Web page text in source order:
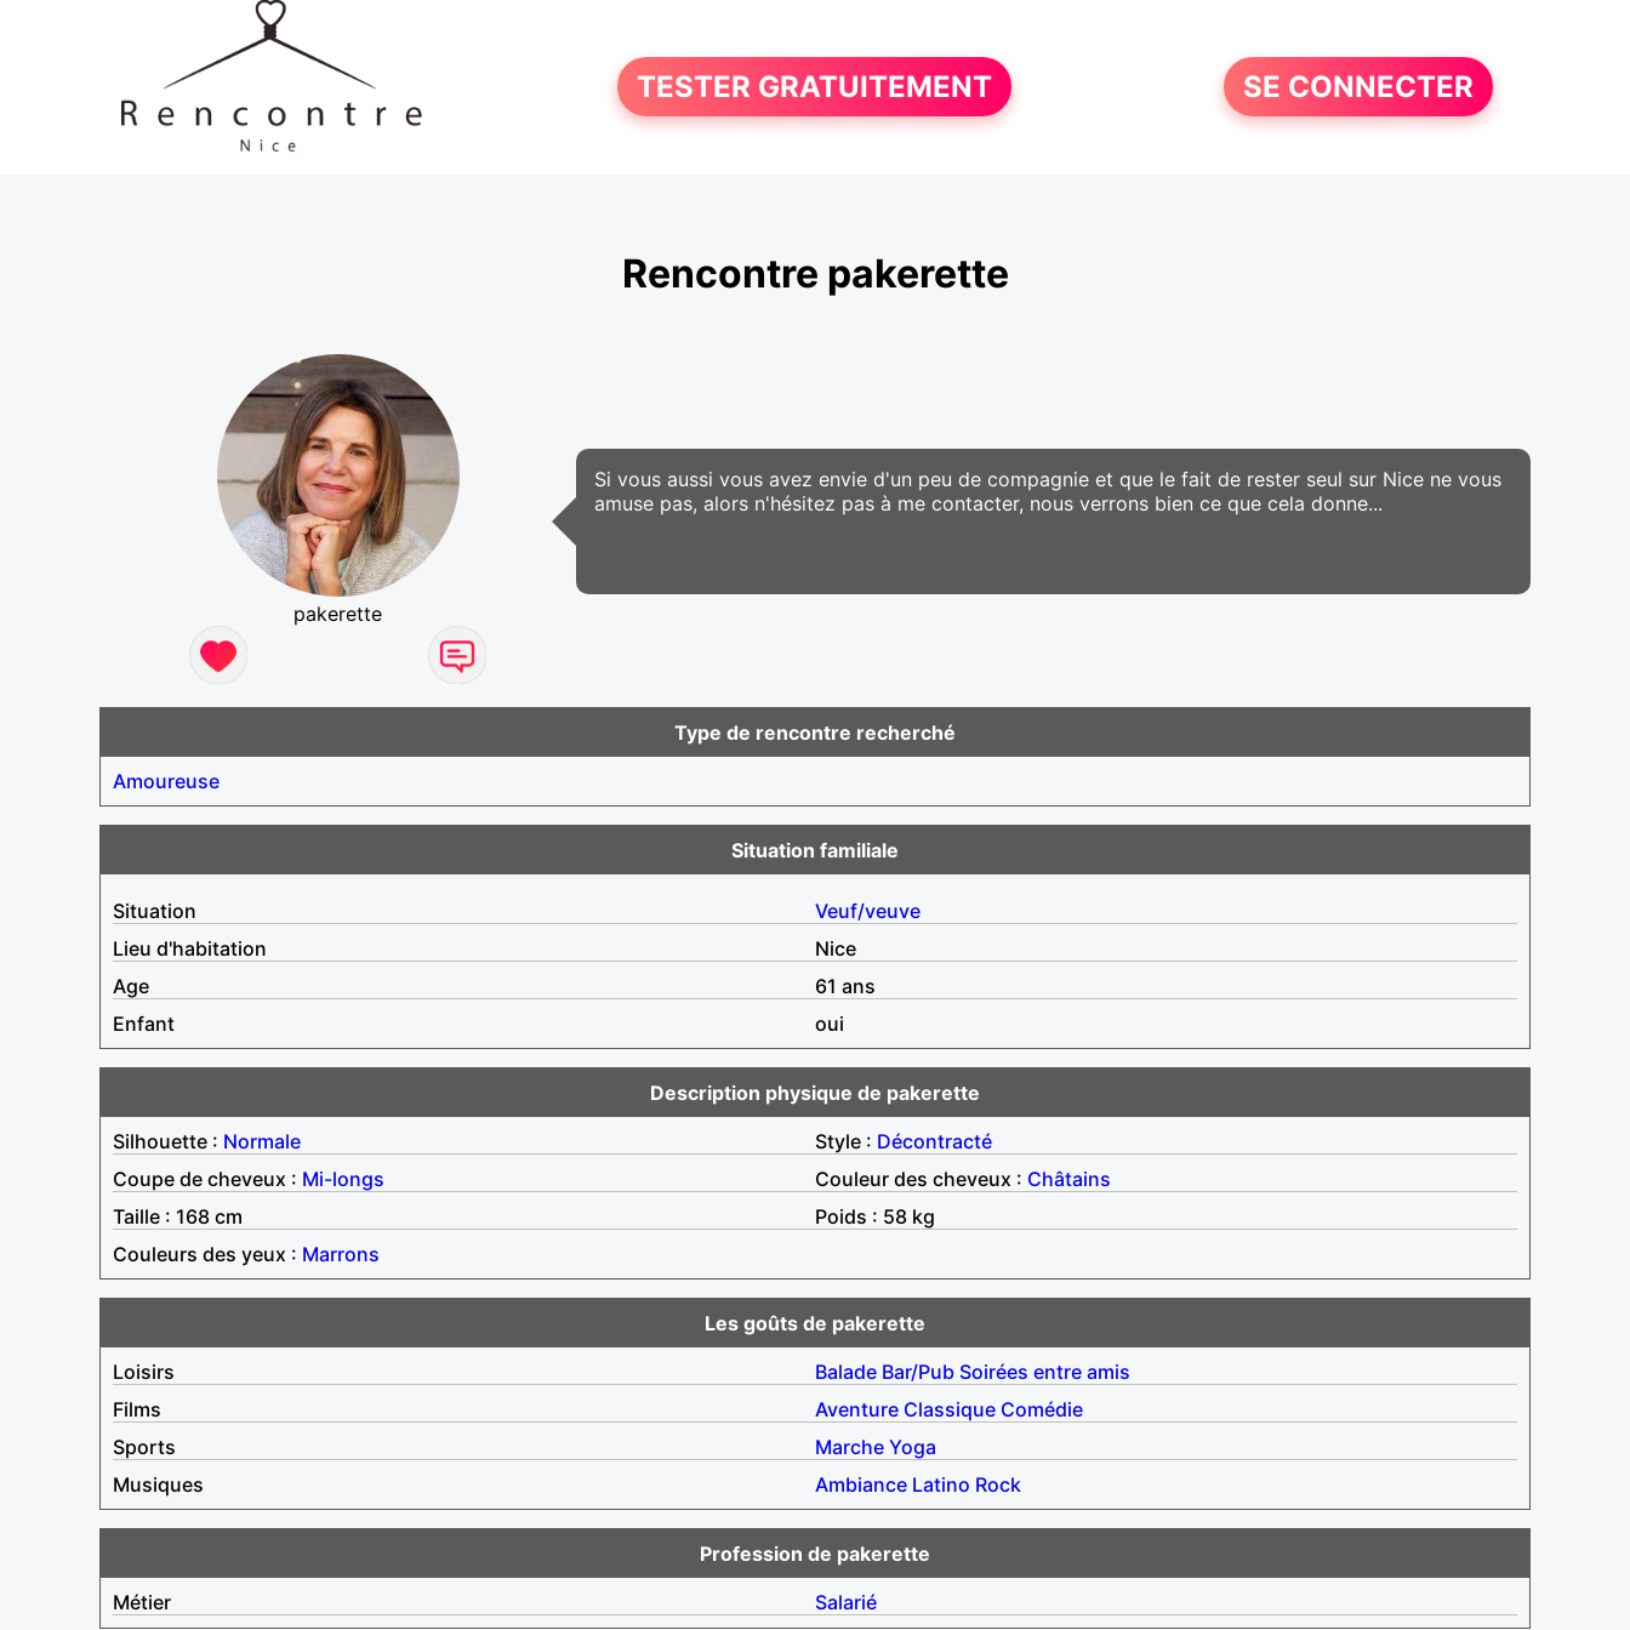
TESTER GRATUITEMENT SE CONNECTER
Rencontre pakerette
pakerette
Si vous aussi vous avez envie d'un peu de compagnie et que le fait de rester seul sur Nice ne vous
amuse pas, alors n'hésitez pas à me contacter, nous verrons bien ce que cela donne...
Type de rencontre recherché
Amoureuse
Situation familiale
Situation
Veuf/veuve
Lieu d'habitation
Nice
Age
61 ans
Enfant
oui
Description physique de pakerette
Silhouette : Normale Style : Décontracté
Coupe de cheveux : Mi-longs Couleur des cheveux : Châtains
Taille : 168 cm
Poids : 58 kg
Couleurs des yeux : Marrons
Les goûts de pakerette
Loisirs
Balade Bar/Pub Soirées entre amis
Films
Aventure Classique Comédie
Sports
Marche Yoga
Musiques
Ambiance Latino Rock
Profession de pakerette
Métier
Salarié